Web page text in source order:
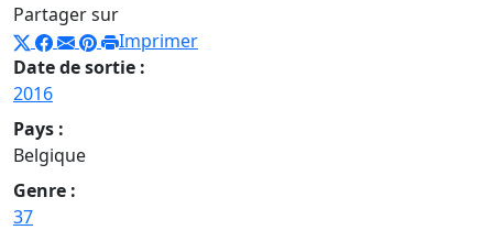
Partager sur
Imprimer
Date de sortie :
2016
Pays :
Belgique
Genre :
37